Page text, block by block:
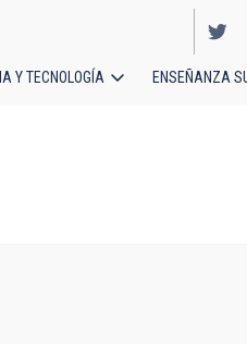
Y TECNOLOGÍA ENSEÑANZA